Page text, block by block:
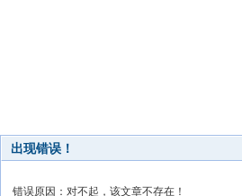
出现错误！
错误原因：对不起，该文章不存在！